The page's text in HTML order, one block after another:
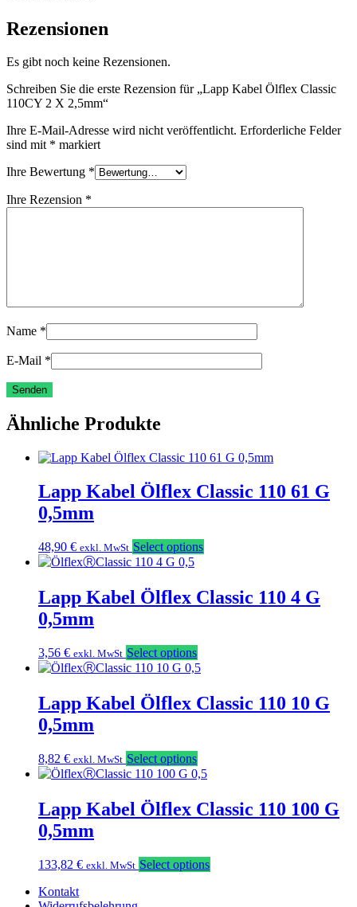
Rezensionen
Es gibt noch keine Rezensionen.
Schreiben Sie die erste Rezension für „Lapp Kabel Ölflex Classic
110CY 2 X 2,5mm“
Ihre E-Mail-Adresse wird nicht veröffentlicht. Erforderliche Felder
sind mit * markiert
Ihre Bewertung *
Ihre Rezension *
Name *
E-Mail *
Ähnliche Produkte
Lapp Kabel Ölflex Classic 110 61 G
0,5mm
48,90 € exkl. MwSt Select options
Lapp Kabel Ölflex Classic 110 4 G
0,5mm
3,56 € exkl. MwSt Select options
Lapp Kabel Ölflex Classic 110 10 G
0,5mm
8,82 € exkl. MwSt Select options
Lapp Kabel Ölflex Classic 110 100 G
0,5mm
133,82 € exkl. MwSt Select options
Kontakt